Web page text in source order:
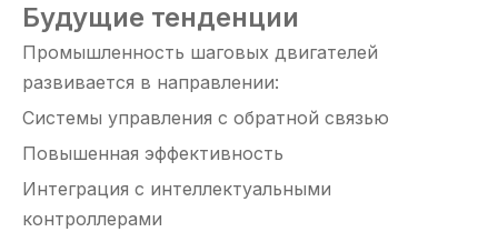
Будущие тенденции
Промышленность шаговых двигателей
развивается в направлении:
Системы управления с обратной связью
Повышенная эффективность
Интеграция с интеллектуальными
контроллерами